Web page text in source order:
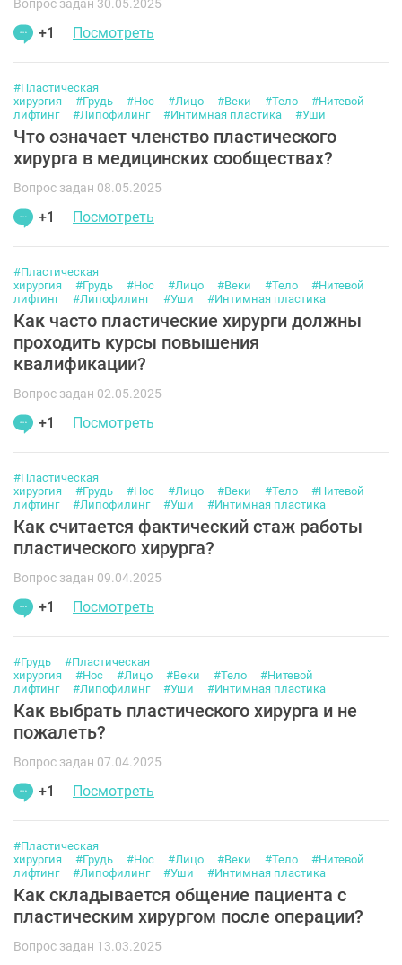
Вопрос задан 30.05.2025
+1 Посмотреть
#Пластическая
хирургия
#Грудь #Нос #Лицо #Веки #Тело
#Нитевой
лифтинг
#Липофилинг #Интимная пластика #Уши
Что означает членство пластического
хирурга в медицинских сообществах?
Вопрос задан 08.05.2025
+1 Посмотреть
#Пластическая
хирургия
#Грудь #Нос #Лицо #Веки #Тело
#Нитевой
лифтинг
#Липофилинг #Уши #Интимная пластика
Как часто пластические хирурги должны
проходить курсы повышения
квалификации?
Вопрос задан 02.05.2025
+1 Посмотреть
#Пластическая
хирургия
#Грудь #Нос #Лицо #Веки #Тело
#Нитевой
лифтинг
#Липофилинг #Уши #Интимная пластика
Как считается фактический стаж работы
пластического хирурга?
Вопрос задан 09.04.2025
+1 Посмотреть
#Грудь
#Пластическая
хирургия
#Нос #Лицо #Веки #Тело
#Нитевой
лифтинг
#Липофилинг #Уши #Интимная пластика
Как выбрать пластического хирурга и не
пожалеть?
Вопрос задан 07.04.2025
+1 Посмотреть
#Пластическая
хирургия
#Грудь #Нос #Лицо #Веки #Тело
#Нитевой
лифтинг
#Липофилинг #Уши #Интимная пластика
Как складывается общение пациента с
пластическим хирургом после операции?
Вопрос задан 13.03.2025